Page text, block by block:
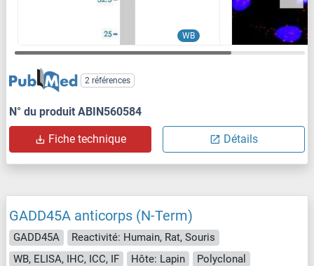
WB
2 références
N° du produit ABIN560584
Fiche technique Détails
GADD45A anticorps (N-Term)
GADD45A
Reactivité: Humain, Rat, Souris
WB, ELISA, IHC, ICC, IF
Hôte: Lapin
Polyclonal